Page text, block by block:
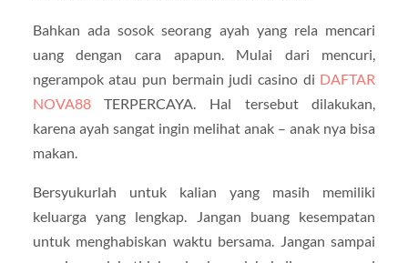
Bahkan ada sosok seorang ayah yang rela mencari
uang dengan cara apapun. Mulai dari mencuri,
ngerampok atau pun bermain judi casino di DAFTAR
NOVA88TERPERCAYA. Hal tersebut dilakukan,
karena ayah sangat ingin melihat anak – anak nya bisa
makan.
Bersyukurlah untuk kalian yang masih memiliki
keluarga yang lengkap. Jangan buang kesempatan
untuk menghabiskan waktu bersama. Jangan sampai